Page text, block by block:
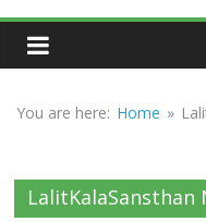
Sach
You are here: Home »
LalitKalaSansthan